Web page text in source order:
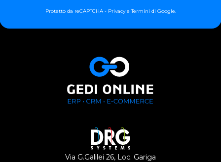
Protetto da reCAPTCHA - PrivacyeTermini di Google.
Via G.Galilei 26, Loc. Gariga